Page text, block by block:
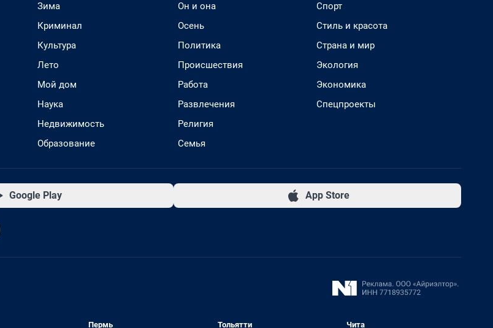
Зима
Криминал
Культура
Лето
Мой дом
Наука
Недвижимость
Образование
Он и она
Осень
Политика
Происшествия
Работа
Развлечения
Религия
Семья
Спорт
Стиль и красота
Страна и мир
Экология
Экономика
Спецпроекты
Google Play App Store
Пермь Тольятти Чита